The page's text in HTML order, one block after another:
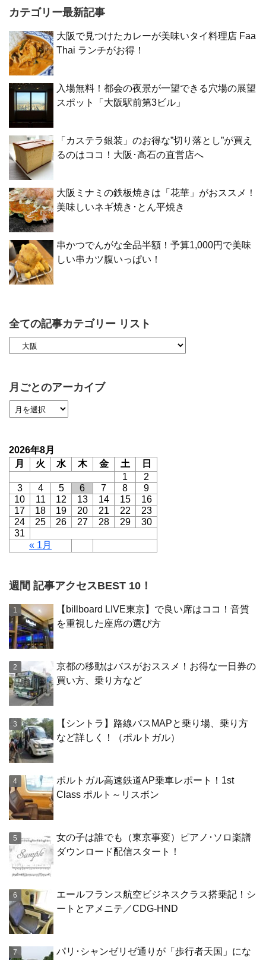
カテゴリー最新記事
大阪で見つけたカレーが美味いタイ料理店 Faa
Thai ランチがお得！
入場無料！都会の夜景が一望できる穴場の展望
スポット「大阪駅前第3ビル」
「カステラ銀装」のお得な”切り落とし”が買え
るのはココ！大阪･高石の直営店へ
大阪ミナミの鉄板焼きは「花華」がおススメ！
美味しいネギ焼き･とん平焼き
串かつでんがな全品半額！予算1,000円で美味
しい串カツ腹いっぱい！
全ての記事カテゴリー リスト
月ごとのアーカイブ
2026年8月
月
火 水 木 金 土 日
« 1月
1
2
3
4 5 6 7 8
9
10
11 12 13 14 15
16
17
18 19 20 21 22
23
24
25 26 27 28 29
30
31
週間 記事アクセスBEST 10！
【billboard LIVE東京】で良い席はココ！音質
を重視した座席の選び方
京都の移動はバスがおススメ！お得な一日券の
買い方、乗り方など
【シントラ】路線バスMAPと乗り場、乗り方
など詳しく！（ポルトガル）
ポルトガル高速鉄道AP乗車レポート！1st
Class ポルト～リスボン
女の子は誰でも（東京事変）ピアノ･ソロ楽譜
ダウンロード配信スタート！
エールフランス航空ビジネスクラス搭乗記！シ
ートとアメニテ／CDG-HND
パリ･シャンゼリゼ通りが「歩行者天国」にな